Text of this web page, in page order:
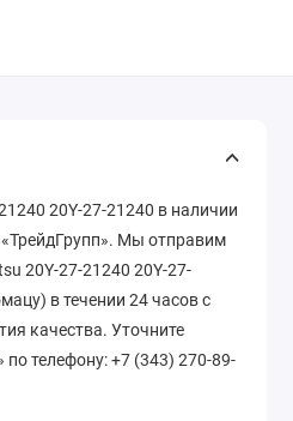
20Y-27-21240 в наличии
Мы отправим
20Y-27-21240 20Y-27-
в течении 24 часов с
качества. Уточните
по телефону: +7 (343) 270-89-